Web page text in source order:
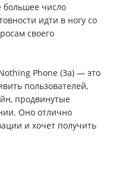
большее число
идти в ногу со
своего
Phone (3a) — это
пользователей,
продвинутые
Оно отлично
и хочет получить